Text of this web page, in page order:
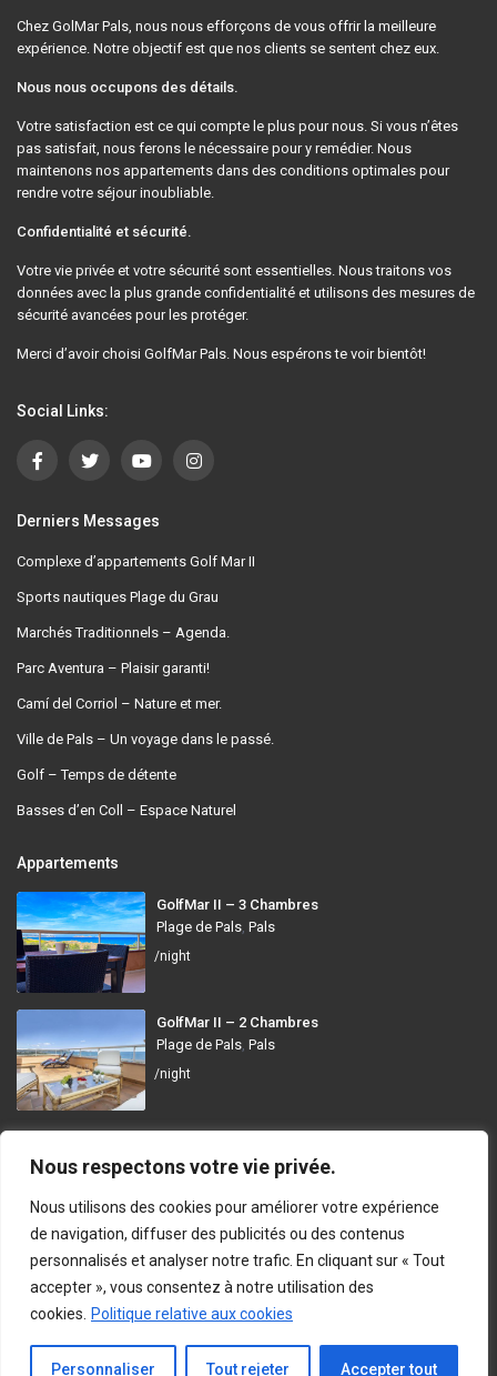
Nous respectons votre vie privée.
Nous utilisons des cookies pour améliorer votre expérience
de navigation, diffuser des publicités ou des contenus
personnalisés et analyser notre trafic. En cliquant sur « Tout
accepter », vous consentez à notre utilisation des
cookies.
Politique relative aux cookies
Personnaliser Tout rejeter Accepter tout
Chez GolMar Pals, nous nous efforçons de vous offrir la meilleure
expérience. Notre objectif est que nos clients se sentent chez eux.
Nous nous occupons des détails.
Votre satisfaction est ce qui compte le plus pour nous. Si vous n’êtes
pas satisfait, nous ferons le nécessaire pour y remédier. Nous
maintenons nos appartements dans des conditions optimales pour
rendre votre séjour inoubliable.
Confidentialité et sécurité.
Votre vie privée et votre sécurité sont essentielles. Nous traitons vos
données avec la plus grande confidentialité et utilisons des mesures de
sécurité avancées pour les protéger.
Merci d’avoir choisi GolfMar Pals. Nous espérons te voir bientôt!
Social Links:
Derniers Messages
Complexe d’appartements Golf Mar II
Sports nautiques Plage du Grau
Marchés Traditionnels – Agenda.
Parc Aventura – Plaisir garanti!
Camí del Corriol – Nature et mer.
Ville de Pals – Un voyage dans le passé.
Golf – Temps de détente
Basses d’en Coll – Espace Naturel
Appartements
GolfMar II – 3 Chambres
Plage de Pals, Pals
/night
GolfMar II – 2 Chambres
Plage de Pals, Pals
/night
GolfMar Pals
info@golfmarpals.com
https://golfmarpals.com/
Politique de Confidentialité et Conditions d’Utilisation
En Contact